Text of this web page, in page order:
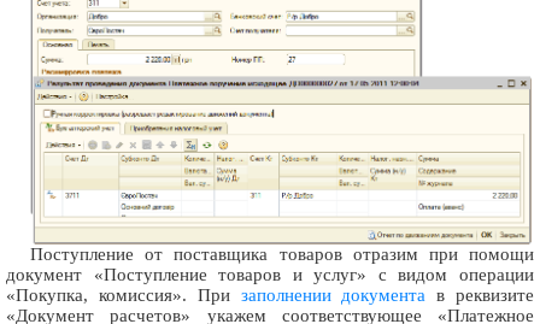
Поступление от поставщика товаров отразим при помощи
документ «Поступление товаров и услуг» с видом операции
«Покупка, комиссия». При заполнении документа в реквизите
«Документ расчетов» укажем соответствующее «Платежное